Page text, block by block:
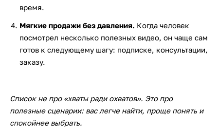
время.
Мягкие продажи без давления. Когда человек
посмотрел несколько полезных видео, он чаще сам
готов к следующему шагу: подписке, консультации,
заказу.
Список не про «хваты ради охватов». Это про
полезные сценарии: вас легче найти, проще понять и
спокойнее выбрать.